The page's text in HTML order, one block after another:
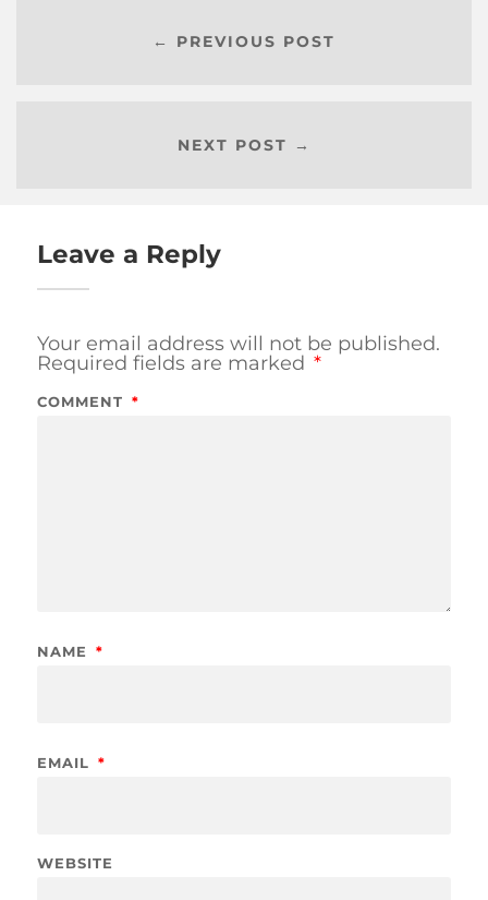
← PREVIOUS POST
NEXT POST →
Leave a Reply
Your email address will not be published.
Required fields are marked *
COMMENT *
NAME *
EMAIL *
WEBSITE